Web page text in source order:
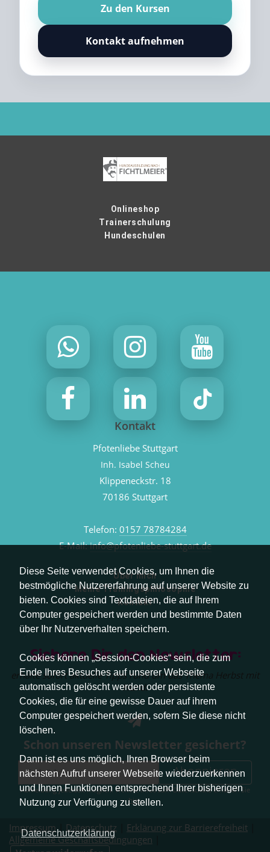
Diese Seite verwendet Cookies, um Ihnen die
bestmögliche Nutzererfahrung auf unserer Website zu
bieten. Cookies sind Textdateien, die auf Ihrem
Computer gespeichert werden und bestimmte Daten
über Ihr Nutzerverhalten speichern.
Cookies können „Session-Cookies“ sein, die zum
Ende Ihres Besuches auf unserer Webseite
automatisch gelöscht werden oder persistente
Cookies, die für eine gewisse Dauer auf ihrem
Computer gespeichert werden, sofern Sie diese nicht
löschen.
Dann ist es uns möglich, Ihren Browser beim
nächsten Aufruf unserer Webseite wiederzuerkennen
und Ihnen Funktionen entsprechend Ihrer bisherigen
Nutzung zur Verfügung zu stellen.
Datenschutzerklärung
Zu den Kursen
Kontakt aufnehmen
Onlineshop
Trainerschulung
Hundeschulen
Kontakt
Pfotenliebe Stuttgart
Inh. Isabel Scheu
Klippeneckstr. 18
70186 Stuttgart
Telefon: 0157 78784284
E-Mail:info@pfotenliebe-stuttgart.de
Über mich
Meine Trainingsphilosophie
Kontakt
Sichere Dir den Newsletter:
erhalte sofort aktuelle Tipps rund um das Thema Herbst mit
Hund.
Schon unseren Newsletter gesichert?
Abonnieren
Abmeldung jederzeit möglich. Weitere Infos zum Datenschutz erhalten Sie
hier.
Impressum| Datenschutz Erklärung zur Barrierefreiheit
Allgemeine Geschäftsbedingungen